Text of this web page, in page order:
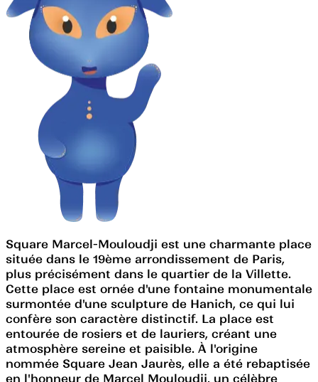
Square Marcel-Mouloudji est une charmante place
située dans le 19ème arrondissement de Paris,
plus précisément dans le quartier de la Villette.
Cette place est ornée d'une fontaine monumentale
surmontée d'une sculpture de Hanich, ce qui lui
confère son caractère distinctif. La place est
entourée de rosiers et de lauriers, créant une
atmosphère sereine et paisible. À l'origine
nommée Square Jean Jaurès, elle a été rebaptisée
en l'honneur de Marcel Mouloudji, un célèbre